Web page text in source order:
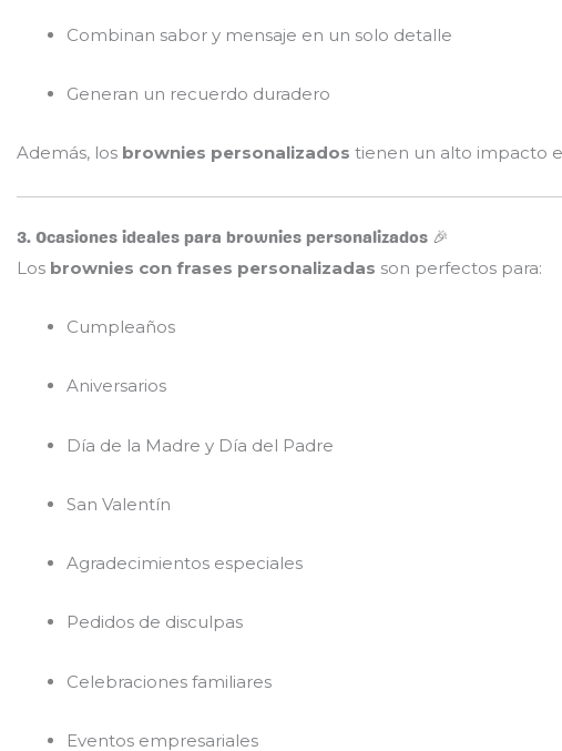
Combinan sabor y mensaje en un solo detalle
Generan un recuerdo duradero
Además, los brownies personalizados tienen un alto impacto
3. Ocasiones ideales para brownies personalizados 🎉
Los brownies con frases personalizadas son perfectos para:
Cumpleaños
Aniversarios
Día de la Madre y Día del Padre
San Valentín
Agradecimientos especiales
Pedidos de disculpas
Celebraciones familiares
Eventos empresariales